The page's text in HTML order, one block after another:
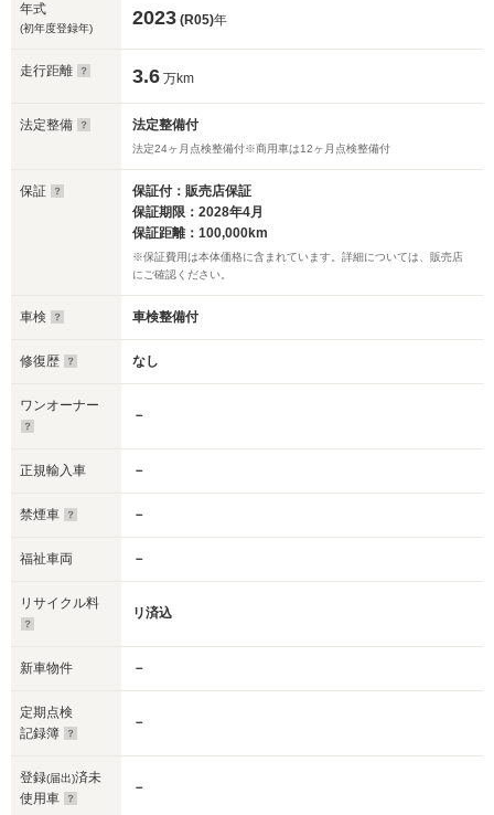
年式
(初年度登録年) 2023 (R05)年
走行距離 3.6 万km
法定整備 法定整備付
法定24ヶ月点検整備付※商用車は12ヶ月点検整備付
保証
保証付：販売店保証
保証期限：2028年4月
保証距離：100,000km
※保証費用は本体価格に含まれています。詳細については、販売店
にご確認ください。
車検 車検整備付
修復歴 なし
ワンオーナー
－
正規輸入車 －
禁煙車 －
福祉車両 －
リサイクル料
リ済込
新車物件 －
定期点検
記録簿
－
登録(届出)済未
使用車
－